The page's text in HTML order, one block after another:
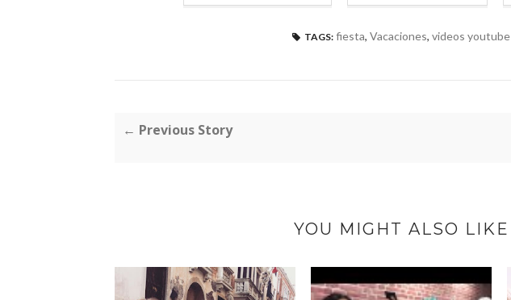
TAGS: fiesta, Vacaciones, videos youtube
← Previous Story
YOU MIGHT ALSO LIKE